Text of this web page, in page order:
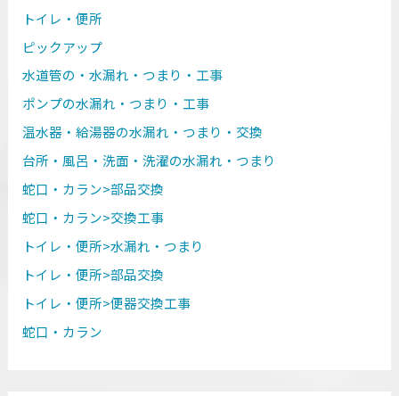
トイレ・便所
ピックアップ
水道管の・水漏れ・つまり・工事
ポンプの水漏れ・つまり・工事
温水器・給湯器の水漏れ・つまり・交換
台所・風呂・洗面・洗濯の水漏れ・つまり
蛇口・カラン>部品交換
蛇口・カラン>交換工事
トイレ・便所>水漏れ・つまり
トイレ・便所>部品交換
トイレ・便所>便器交換工事
蛇口・カラン